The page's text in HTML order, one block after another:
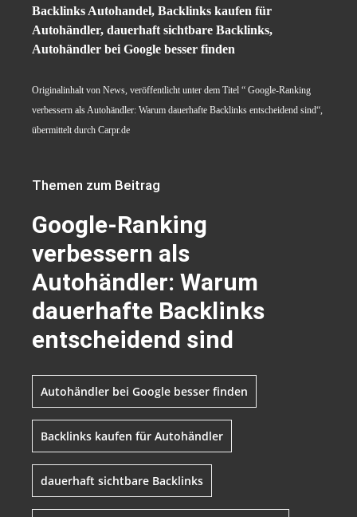
Backlinks Autohandel, Backlinks kaufen für
Autohändler, dauerhaft sichtbare Backlinks,
Autohändler bei Google besser finden
Originalinhalt von News, veröffentlicht unter dem Titel “ Google-Ranking
verbessern als Autohändler: Warum dauerhafte Backlinks entscheidend sind“,
übermittelt durch Carpr.de
Themen zum Beitrag
Google-Ranking
verbessern als
Autohändler: Warum
dauerhafte Backlinks
entscheidend sind
Autohändler bei Google besser finden
Backlinks kaufen für Autohändler
dauerhaft sichtbare Backlinks